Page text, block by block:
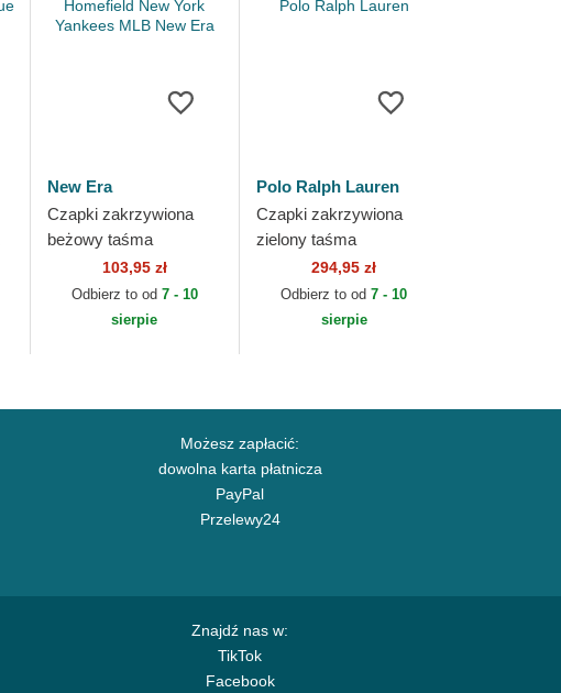
New Era
Czapki zakrzywiona
beżowy taśma
regulowana dla dziecka
9FORTY Homefield
New York Yankees
103,95 zł
Odbierz to od 7 - 10
sierpie
Polo Ralph Lauren
Czapki zakrzywiona
zielony taśma
regulowana Cotton
Chino Classic Sport
Polo Ralph Lauren
294,95 zł
Odbierz to od7 - 10
sierpie
Możesz zapłacić:
dowolna karta płatnicza
PayPal
Przelewy24
Znajdź nas w:
TikTok
Facebook